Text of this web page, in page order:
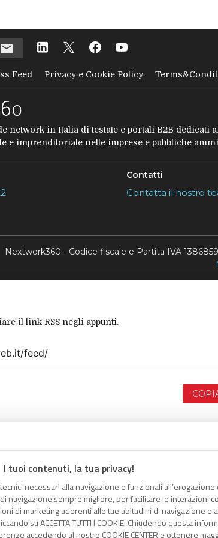
I tuoi contenuti, la tua privacy!
necessari alla navigazione e funzionali
navigazione sempre migliore, per facilitare le interazioni
di marketing aderenti alle tue abitudini di navigazione e
su ACCETTA TUTTI I COOKIE. Chiudendo questa
accedendo al nostro COOKIE CENTER e ottenere
Feed Privacy e Cookie Policy
network in Italia di testate e portali B2B
e imprenditoriale nelle imprese e pubbliche
Contatti
Contatta il nostro
Nextwork360 - Codice fiscale e Partita IVA
il link RSS negli appunti.
il link RSS negli appunti.